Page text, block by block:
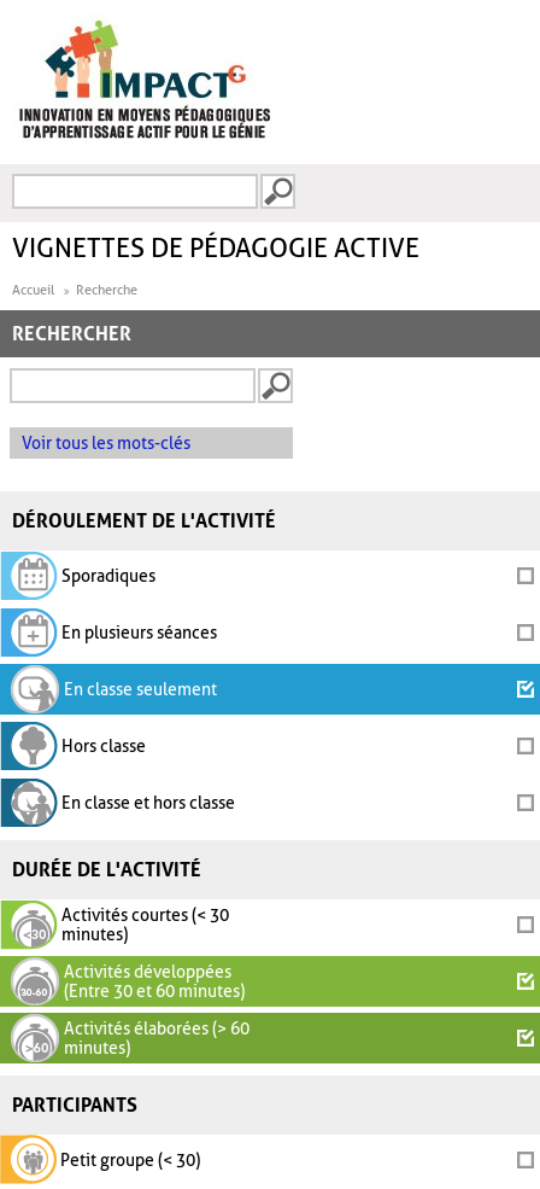
FORMULAIRE DE
VIGNETTES DE PÉDAGOGIE ACTIVE
Accueil Recherche
RECHERCHER
Voir tous les mots-clés
DÉROULEMENT DE L'ACTIVITÉ
Sporadiques
En plusieurs séances
En classe seulement
Hors classe
En classe et hors classe
DURÉE DE L'ACTIVITÉ
Activités courtes (< 30
minutes)
Activités développées
(Entre 30 et 60 minutes)
Activités élaborées (> 60
minutes)
PARTICIPANTS
Petit groupe (< 30)